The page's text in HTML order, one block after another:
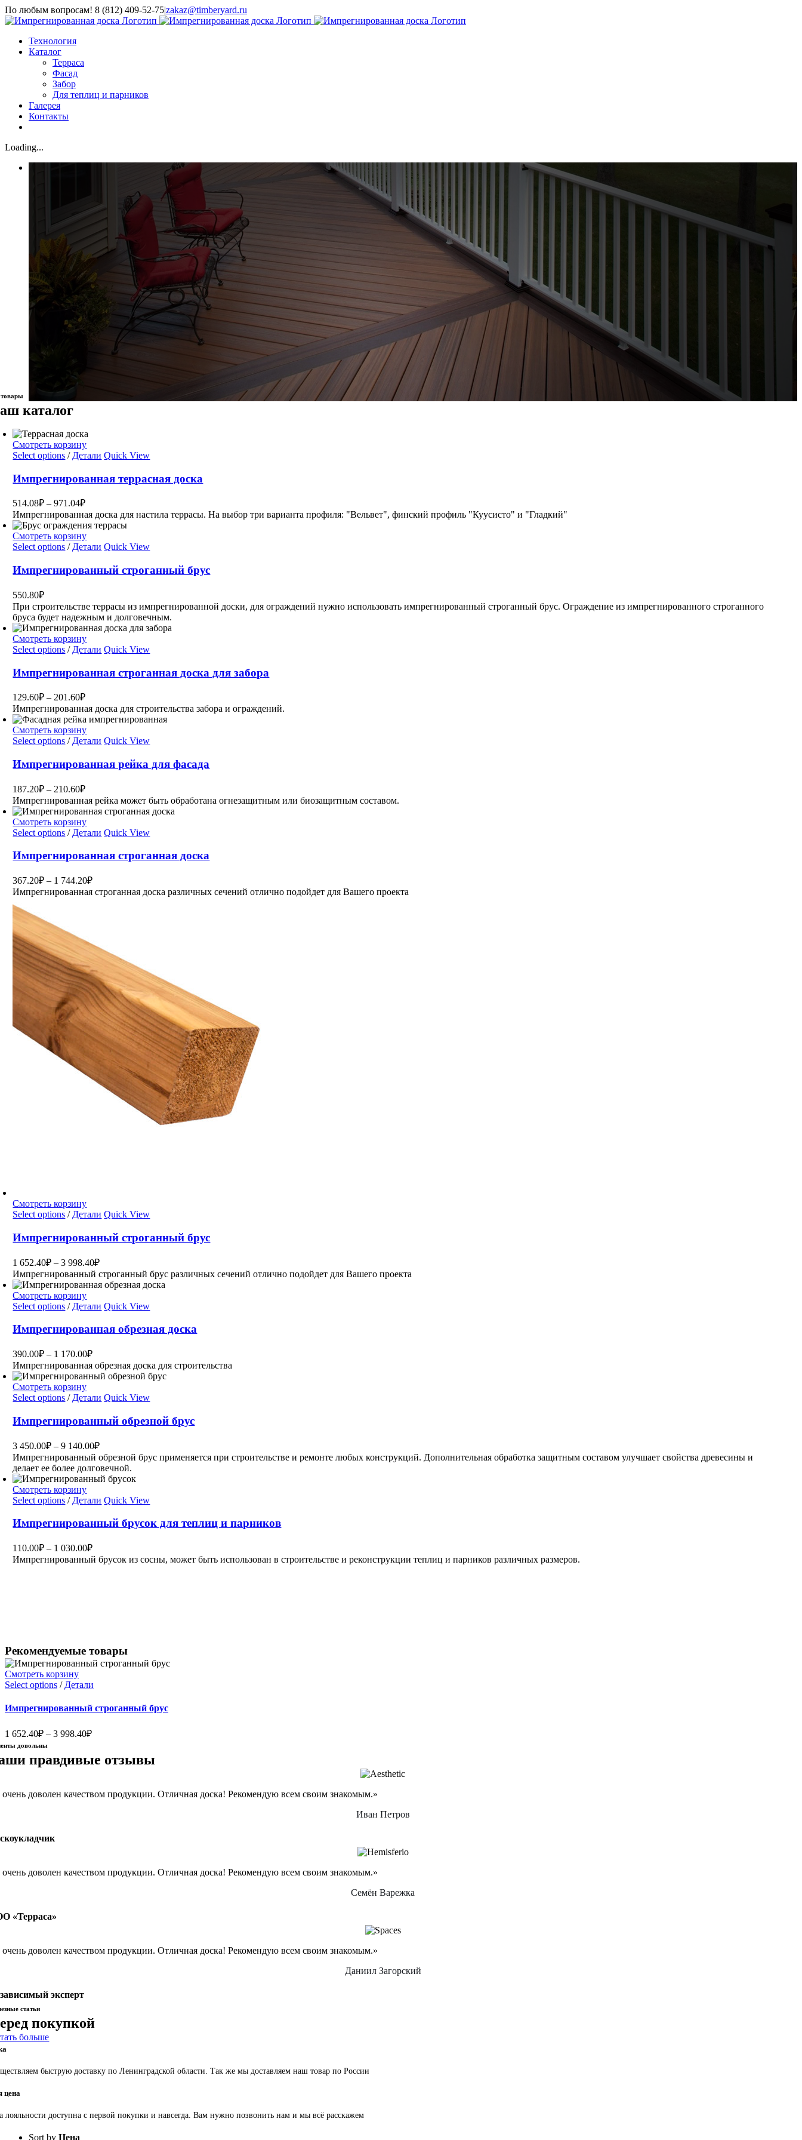
Skip
to
По любым вопросам! 8 (812) 409-52-75|zakaz@timberyard.ru
Технология
Каталог
Терраса
Фасад
Забор
Для теплиц и парников
Галерея
Контакты
Loading...
товары
каталог
Смотреть корзину
Select options / Детали Quick View
Импрегнированная террасная доска
514.08₽ –971.04₽
Импрегнированная доска для настила террасы. На выбор три варианта профиля: "Вельвет", финский профиль "Куусисто" и "Гладкий"
Смотреть корзину
Select options / Детали Quick View
Импрегнированный строганный брус
550.80₽
При строительстве террасы из импрегнированной доски, для ограждений нужно использовать импрегнированный строганный брус. Ограждение из импрегнированного строганного
бруса будет надежным и долговечным.
Смотреть корзину
Select options / Детали Quick View
Импрегнированная строганная доска для забора
129.60₽ – 201.60₽
Импрегнированная доска для строительства забора и ограждений.
Смотреть корзину
Select options / Детали Quick View
Импрегнированная рейка для фасада
187.20₽ – 210.60₽
Импрегнированная рейка может быть обработана огнезащитным или биозащитным составом.
Смотреть корзину
Select options / Детали Quick View
Импрегнированная строганная доска
367.20₽ – 1 744.20₽
Импрегнированная строганная доска различных сечений отлично подойдет для Вашего проекта
Смотреть корзину
Select options / Детали Quick View
Импрегнированный строганный брус
1 652.40₽ –3 998.40₽
Импрегнированный строганный брус различных сечений отлично подойдет для Вашего проекта
Смотреть корзину
Select options / Детали Quick View
Импрегнированная обрезная доска
390.00₽ – 1 170.00₽
Импрегнированная обрезная доска для строительства
Смотреть корзину
Select options / Детали Quick View
Импрегнированный обрезной брус
3 450.00₽ –9 140.00₽
Импрегнированный обрезной брус применяется при строительстве и ремонте любых конструкций. Дополнительная обработка защитным составом улучшает свойства древесины и
делает ее более долговечной.
Смотреть корзину
Select options / Детали Quick View
Импрегнированный брусок для теплиц и парников
110.00₽ – 1 030.00₽
Импрегнированный брусок из сосны, может быть использован в строительстве и реконструкции теплиц и парников различных размеров.
Рекомендуемые товары
Смотреть корзину
Select options / Детали
Импрегнированный строганный брус
1 652.40₽ – 3 998.40₽
довольны
правдивые отзывы
доволен качеством продукции. Отличная доска! Рекомендую всем своим знакомым.»
Иван Петров
доволен качеством продукции. Отличная доска! Рекомендую всем своим знакомым.»
Семён Варежка
«Терраса»
доволен качеством продукции. Отличная доска! Рекомендую всем своим знакомым.»
Даниил Загорский
эксперт
статьи
покупкой
больше
быструю доставку по Ленинградской области. Так же мы доставляем наш товар по России
цена
лояльности доступна с первой покупки и навсегда. Вам нужно позвонить нам и мы всё расскажем
Sort by Цена